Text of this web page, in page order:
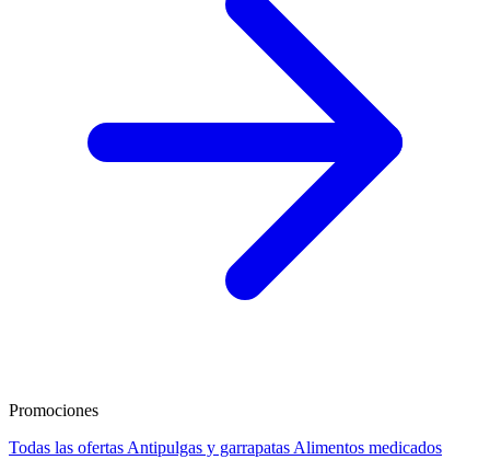
Promociones
Todas las ofertas Antipulgas y garrapatas Alimentos medicados